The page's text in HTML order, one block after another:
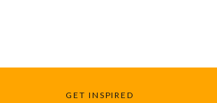
GET INSPIRED